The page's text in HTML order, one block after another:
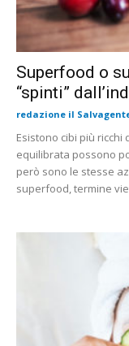
Superfood o
“spinti”
redazione il
Esistono cibi più
equilibrata possono
però sono le stesse
superfood, termine